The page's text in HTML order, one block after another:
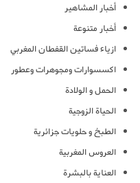
أخبار المشاهير
أخبار متنوعة
ازياء فساتين القفطان المغربي
اكسسوارات ومجوهرات وعطور
الحمل و الولادة
الحياة الزوجية
الطبخ و حلويات جزائرية
العروس المغربية
العناية بالبشرة